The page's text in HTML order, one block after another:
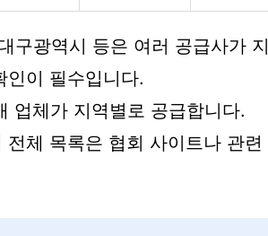
구광역시 등은 여러 공급사가
인이 필수입니다.
업체가 지역별로 공급합니다.
체 목록은 협회 사이트나 관